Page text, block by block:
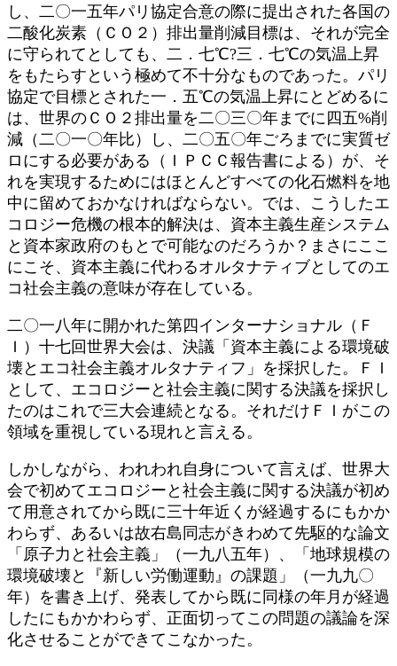
し、二〇一五年パリ協定合意の際に提出された各国の
二酸化炭素（ＣＯ２）排出量削減目標は、それが完全
に守られてとしても、二．七℃?三．七℃の気温上昇
をもたらすという極めて不十分なものであった。パリ
協定で目標とされた一．五℃の気温上昇にとどめるに
は、世界のＣＯ２排出量を二〇三〇年までに四五%削
減（二〇一〇年比）し、二〇五〇年ごろまでに実質ゼ
ロにする必要がある（ＩＰＣＣ報告書による）が、そ
れを実現するためにはほとんどすべての化石燃料を地
中に留めておかなければならない。では、こうしたエ
コロジー危機の根本的解決は、資本主義生産システム
と資本家政府のもとで可能なのだろうか？まさにここ
にこそ、資本主義に代わるオルタナティブとしてのエ
コ社会主義の意味が存在している。
二〇一八年に開かれた第四インターナショナル（Ｆ
Ｉ）十七回世界大会は、決議「資本主義による環境破
壊とエコ社会主義オルタナティフ」を採択した。ＦＩ
として、エコロジーと社会主義に関する決議を採択し
たのはこれで三大会連続となる。それだけＦＩがこの
領域を重視している現れと言える。
しかしながら、われわれ自身について言えば、世界大
会で初めてエコロジーと社会主義に関する決議が初め
て用意されてから既に三十年近くが経過するにもかか
わらず、あるいは故右島同志がきわめて先駆的な論文
「原子力と社会主義」（一九八五年）、「地球規模の
環境破壊と『新しい労働運動』の課題」（一九九〇
年）を書き上げ、発表してから既に同様の年月が経過
したにもかかわらず、正面切ってこの問題の議論を深
化させることができてこなかった。